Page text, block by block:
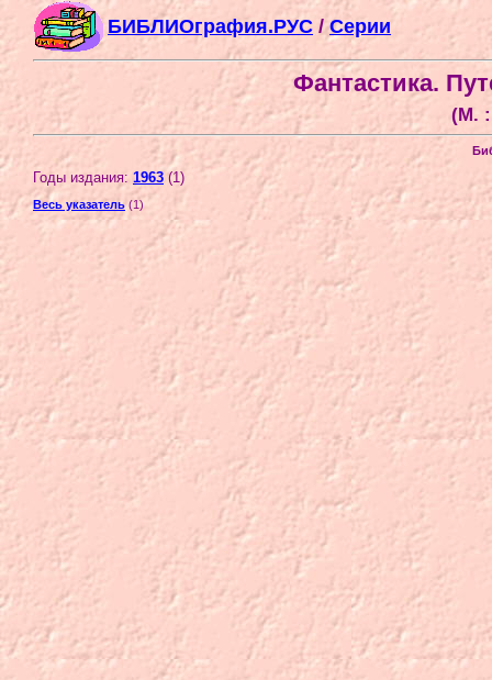
БИБЛИОграфия.РУС /Серии
Фантастика.
(М. :
Годы издания: 1963 (1)
Весь указатель(1)